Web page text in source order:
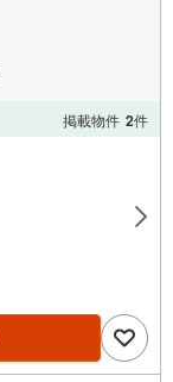
掲載物件 2件